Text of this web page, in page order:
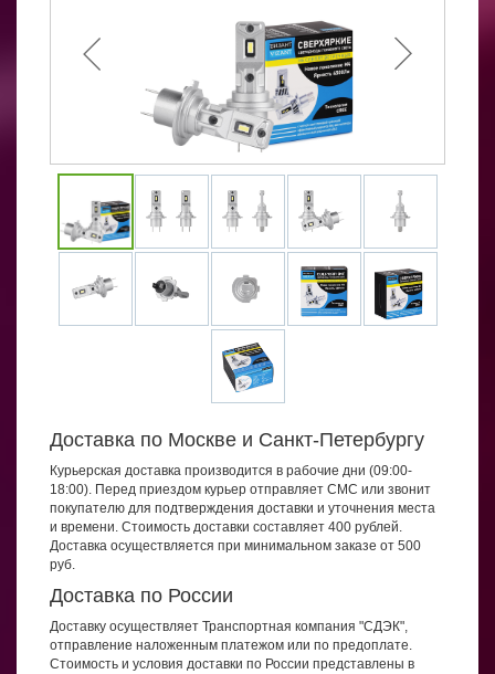
Доставка по Москве и Санкт-Петербургу
Курьерская доставка производится в рабочие дни (09:00-
18:00). Перед приездом курьер отправляет СМС или звонит
покупателю для подтверждения доставки и уточнения места
и времени. Стоимость доставки составляет 400 рублей.
Доставка осуществляется при минимальном заказе от 500
руб.
Доставка по России
Доставку осуществляет Транспортная компания "СДЭК",
отправление наложенным платежом или по предоплате.
Стоимость и условия доставки по России представлены в